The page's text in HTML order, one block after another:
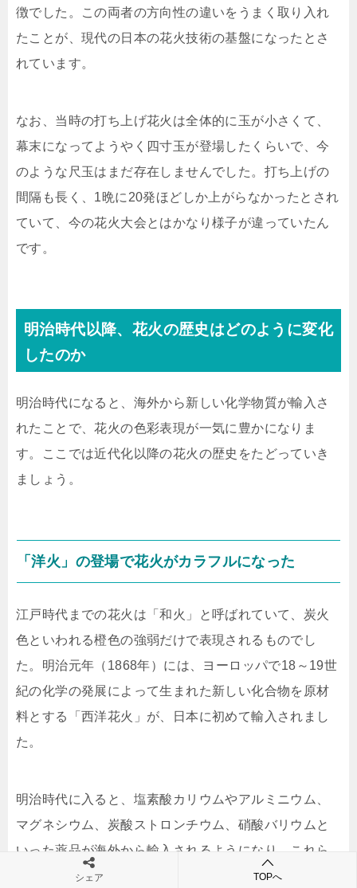
徴でした。この両者の方向性の違いをうまく取り入れ
たことが、現代の日本の花火技術の基盤になったとさ
れています。
なお、当時の打ち上げ花火は全体的に玉が小さくて、
幕末になってようやく四寸玉が登場したくらいで、今
のような尺玉はまだ存在しませんでした。打ち上げの
間隔も長く、1晩に20発ほどしか上がらなかったとされ
ていて、今の花火大会とはかなり様子が違っていたん
です。
明治時代以降、花火の歴史はどのように変化
したのか
明治時代になると、海外から新しい化学物質が輸入さ
れたことで、花火の色彩表現が一気に豊かになりま
す。ここでは近代化以降の花火の歴史をたどっていき
ましょう。
「洋火」の登場で花火がカラフルになった
江戸時代までの花火は「和火」と呼ばれていて、炭火
色といわれる橙色の強弱だけで表現されるものでし
た。明治元年（1868年）には、ヨーロッパで18～19世
紀の化学の発展によって生まれた新しい化合物を原材
料とする「西洋花火」が、日本に初めて輸入されまし
た。
明治時代に入ると、塩素酸カリウムやアルミニウム、
マグネシウム、炭酸ストロンチウム、硝酸バリウムと
いった薬品が海外から輸入されるようになり、これら
の物質の輸入は1879年から1887年にかけて段階的に進
シェア TOPへ